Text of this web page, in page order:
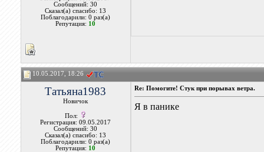
Сообщений: 30
Сказал(а) спасибо: 13
Поблагодарили: 0 раз(а)
Репутация: 10
10.05.2017, 18:26
Татьяна1983
Новичок
Пол:
Регистрация: 09.05.2017
Сообщений: 30
Сказал(а) спасибо: 13
Поблагодарили: 0 раз(а)
Репутация: 10
Re: Помогите! Стук при порывах ветра.
Я в панике